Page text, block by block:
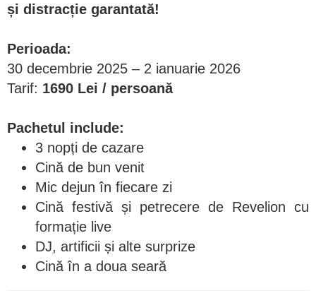
și distracție garantată!
Perioada:
30 decembrie 2025 – 2 ianuarie 2026
Tarif: 1690 Lei / persoană
Pachetul include:
3 nopți de cazare
Cină de bun venit
Mic dejun în fiecare zi
Cină festivă și petrecere de Revelion cu
formație live
DJ, artificii și alte surprize
Cină în a doua seară